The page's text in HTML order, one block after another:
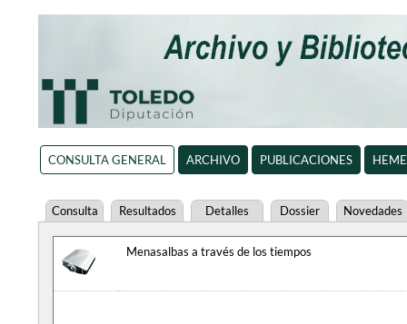
CONSULTA GENERAL ARCHIVO PUBLICACIONES
Consulta Resultados Detalles Dossier Novedades
Menasalbas a través de los tiempos